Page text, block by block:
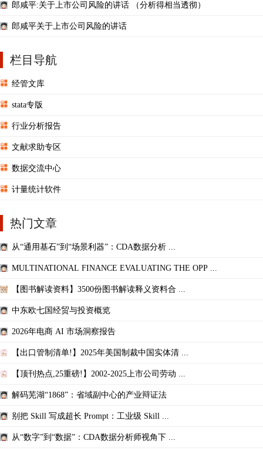
郎咸平:关于上市公司风险的讲话 （分析得相当透彻）
郎咸平关于上市公司风险的讲话
栏目导航
经管文库
stata专版
行业分析报告
文献求助专区
数据交流中心
计量统计软件
热门文章
从“通用基石”到“场景利器”：CDA数据分析 ...
MULTINATIONAL FINANCE EVALUATING THE OPP ...
【图书解读资料】3500份图书解读释义资料合 ...
中东欧七国经贸与投资概览
2026年电商 AI 市场洞察报告
【出口管制清单!】2025年美国制裁中国实体清 ...
【顶刊热点,25重磅!】2002-2025上市公司劳动 ...
解码芜湖“1868”：省域副中心的产业辩证法
别把 Skill 写成超长 Prompt：工业级 Skill ...
从“数字”到“数据”：CDA数据分析师视角下 ...